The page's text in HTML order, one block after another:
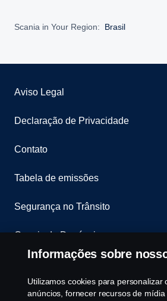
Scania in Your Region: Brasil
Aviso Legal
Declaração de Privacidade
Contato
Tabela de emissões
Segurança no Trânsito
Canais de Denúncia
Programa de Rotulagem Veicular
Política de Cookies
Informações sobre
Utilizamos cookies para personalizar
anúncios, fornecer recursos de